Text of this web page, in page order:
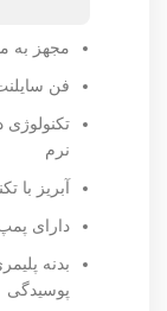
مجهز به
فن
تکنولوژی
نرم
آبریز با
دارای پمپ
بدنه
پوسیدگی